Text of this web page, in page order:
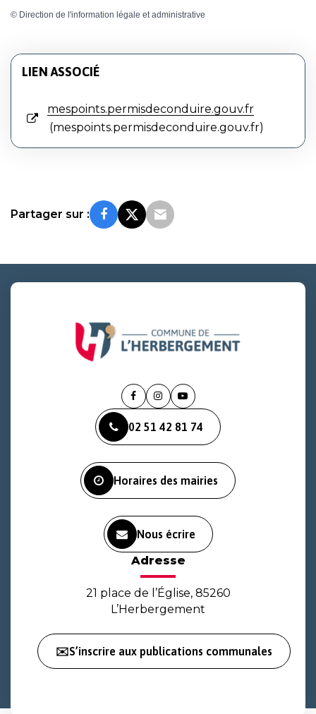
© Direction de l'information légale et administrative
LIEN ASSOCIÉ
mespoints.permisdeconduire.gouv.fr
mespoints.permisdeconduire.gouv.fr
Partager sur :
Lien
le
compte
Lien
le
compte
Lien
la
chaîne
02 51 42 81 74
Horaires des mairies
Nous écrire
Adresse
21 place de l’Église, 85260
L’Herbergement
✉️S’inscrire aux publications communales